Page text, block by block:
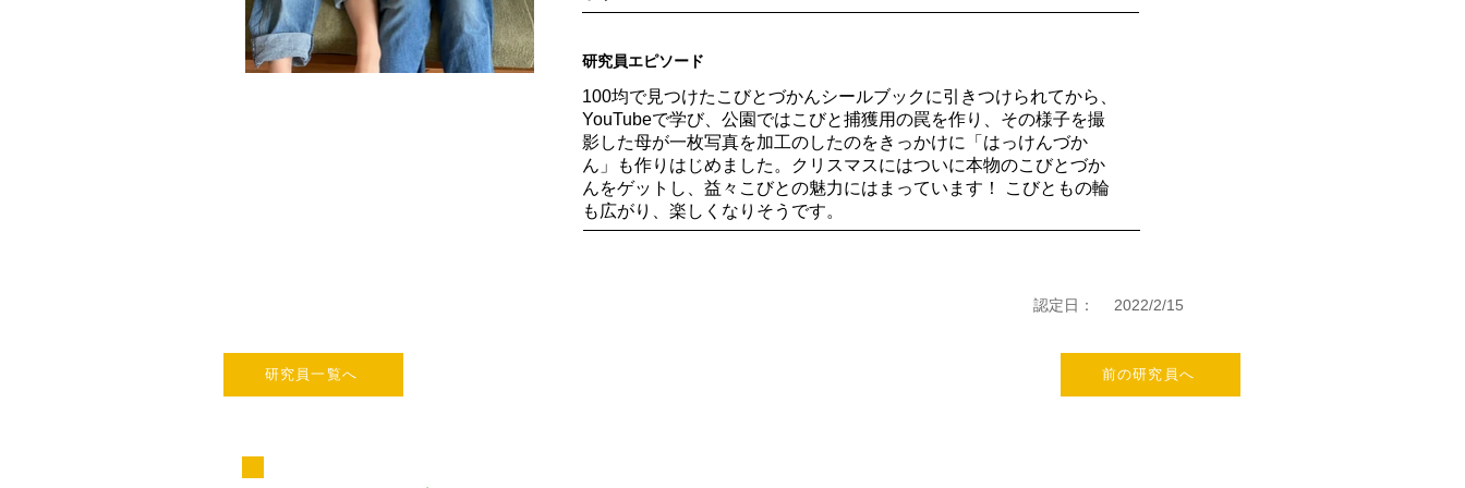
研究員エピソード
100均で見つけたこびとづかんシールブックに引きつけられてから、
YouTubeで学び、公園ではこびと捕獲用の罠を作り、その様子を撮
影した母が一枚写真を加工のしたのをきっかけに「はっけんづか
ん」も作りはじめました。クリスマスにはついに本物のこびとづか
んをゲットし、益々こびとの魅力にはまっています！ こびともの輪
も広がり、楽しくなりそうです。
認定日： 2022/2/15
研究員一覧へ 前の研究員へ